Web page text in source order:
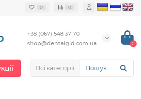
0 0
+38 (067) 548 37 70
shop@dentalgid.com.ua
0
Всі категорії